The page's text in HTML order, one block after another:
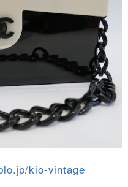
kio-vintage